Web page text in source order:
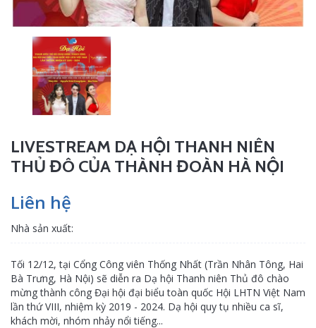
LIVESTREAM DẠ HỘI THANH NIÊN
THỦ ĐÔ CỦA THÀNH ĐOÀN HÀ NỘI
Liên hệ
Nhà sản xuất:
Tối 12/12, tại Cổng Công viên Thống Nhất (Trần Nhân Tông, Hai
Bà Trưng, Hà Nội) sẽ diễn ra Dạ hội Thanh niên Thủ đô chào
mừng thành công Đại hội đại biểu toàn quốc Hội LHTN Việt Nam
lần thứ VIII, nhiệm kỳ 2019 - 2024. Dạ hội quy tụ nhiều ca sĩ,
khách mời, nhóm nhảy nổi tiếng...